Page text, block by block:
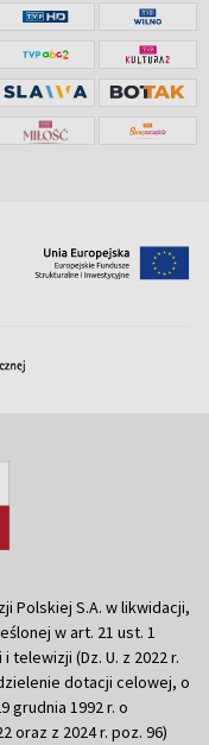
Polskiej S.A. w likwidacji,
w art. 21 ust. 1
telewizji (Dz. U. z 2022 r.
dotacji celowej, o
grudnia 1992 r. o
oraz z 2024 r. poz. 96)